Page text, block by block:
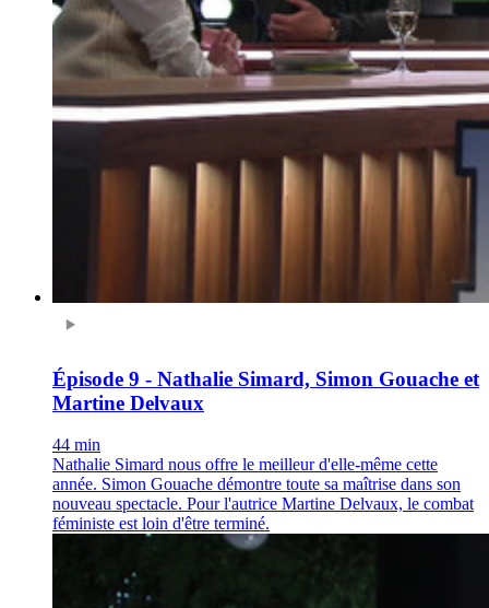
Épisode 9 - Nathalie Simard, Simon Gouache et
Martine Delvaux
44 min
Nathalie Simard nous offre le meilleur d'elle-même cette
année. Simon Gouache démontre toute sa maîtrise dans son
nouveau spectacle. Pour l'autrice Martine Delvaux, le combat
féministe est loin d'être terminé.